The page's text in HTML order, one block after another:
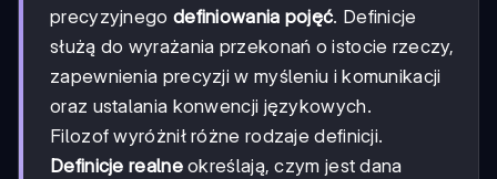
precyzyjnego definiowania pojęć. Definicje
służą do wyrażania przekonań o istocie rzeczy,
zapewnienia precyzji w myśleniu i komunikacji
oraz ustalania konwencji językowych.
Filozof wyróżnił różne rodzaje definicji.
Definicje realneokreślają, czym jest dana